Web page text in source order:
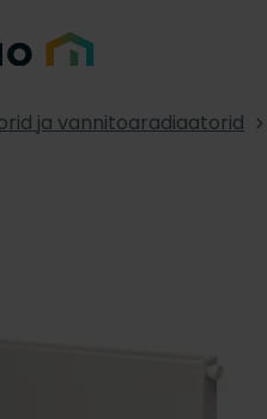
ja vannitoaradiaatorid